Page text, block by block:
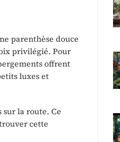
parenthèse douce
privilégié. Pour
offrent
luxes et
sur la route. Ce
cette